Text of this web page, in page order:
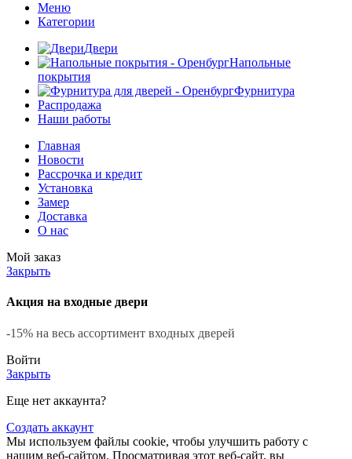
Меню
Категории
Двери
Напольные
покрытия
Фурнитура
Распродажа
Наши работы
Главная
Новости
Рассрочка и кредит
Установка
Замер
Доставка
О нас
Мой заказ
Закрыть
Акция на входные двери
-15% на весь ассортимент входных дверей
Войти
Закрыть
Еще нет аккаунта?
Создать аккаунт
Мы используем файлы cookie, чтобы улучшить работу с
нашим веб-сайтом. Просматривая этот веб-сайт, вы